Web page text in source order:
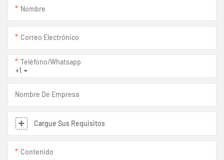
Nombre
Correo Electrónico
+1
Teléfono/whatsapp
Nombre De Empresa
Cargue Sus Requisitos
Contenido